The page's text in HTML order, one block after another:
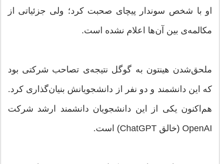
او با شخص سوندار پیچای صحبت کرد؛ ولی جزئیاتی از
مکالمه‌ی بین آن‌ها اعلام نشده است.
ملحق‌شدن هینتون به گوگل نتیجه‌ی تصاحب شرکتی بود
که این دانشمند و دو نفر از دانشجویانش بنیان‌گذاری کرد.
هم‌اکنون یکی از این دانشجویان دانشمند ارشد شرکت
OpenAI (خالق ChatGPT) است.